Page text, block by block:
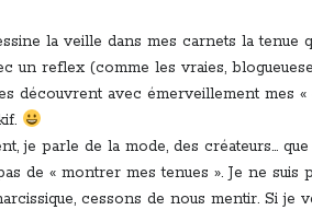
la veille dans mes carnets la tenue
un reflex (comme les vraies,
découvrent avec émerveillement mes «
je parle de la mode, des créateurs…
de « montrer mes tenues ». Je ne suis
cessons de nous mentir. Si je